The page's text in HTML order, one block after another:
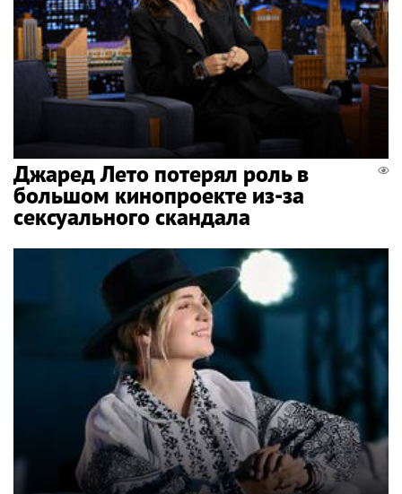
Джаред Лето потерял роль в
большом кинопроекте из-за
сексуального скандала